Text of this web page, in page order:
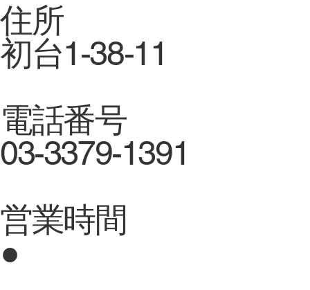
住所
初台1-38-11
電話番号
03-3379-1391
営業時間
●